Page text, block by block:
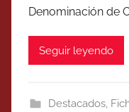
Denominación de
Seguir leyendo
Destacados,